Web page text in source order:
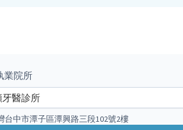
業院所
台中市潭子區潭興路三段102號2樓